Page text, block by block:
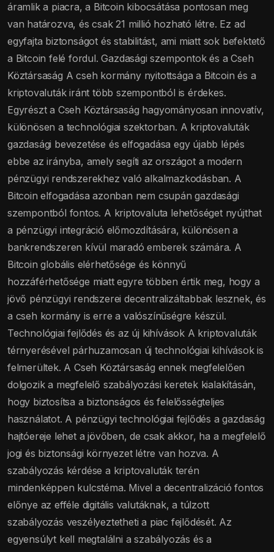
áramlik a piacra, a Bitcoin kibocsátása pontosan meg
van határozva, és csak 21 millió hozható létre. Ez ad
egyfajta biztonságot és stabilitást, ami miatt sok befektető
a Bitcoin felé fordul. Gazdasági szempontok és a Cseh
Köztársaság A cseh kormány nyitottsága a Bitcoin és a
kriptovaluták iránt több szempontból is érdekes.
Egyrészt a Cseh Köztársaság hagyományosan innovatív,
különösen a technológiai szektorban. A kriptovaluták
gazdasági bevezetése és elfogadása egy újabb lépés
ebbe az irányba, amely segíti az országot a modern
pénzügyi rendszerekhez való alkalmazkodásban. A
Bitcoin elfogadása azonban nem csupán gazdasági
szempontból fontos. A kriptovaluta lehetőséget nyújthat
a pénzügyi integráció előmozdítására, különösen a
bankrendszeren kívül maradó emberek számára. A
Bitcoin globális elérhetősége és könnyű
hozzáférhetősége miatt egyre többen értik meg, hogy a
jövő pénzügyi rendszerei decentralizáltabbak lesznek, és
a cseh kormány is erre a valószínűségre készül.
Technológiai fejlődés és az új kihívások A kriptovaluták
térnyerésével párhuzamosan új technológiai kihívások is
felmerültek. A Cseh Köztársaság ennek megfelelően
dolgozik a megfelelő szabályozási keretek kialakításán,
hogy biztosítsa a biztonságos és felelősségteljes
használatot. A pénzügyi technológiai fejlődés a gazdaság
hajtóereje lehet a jövőben, de csak akkor, ha a megfelelő
jogi és biztonsági környezet létre van hozva. A
szabályozás kérdése a kriptovaluták terén
mindenképpen kulcstéma. Mivel a decentralizáció fontos
előnye az efféle digitális valutáknak, a túlzott
szabályozás veszélyeztetheti a piac fejlődését. Az
egyensúlyt kell megtalálni a szabályozás és a